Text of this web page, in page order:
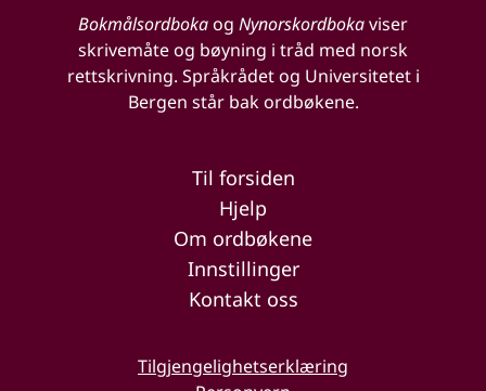
Bokmålsordbokaog Nynorskordbokaviser
skrivemåte og bøyning i tråd med norsk
rettskrivning. Språkrådet og Universitetet i
Bergen står bak ordbøkene.
Til forsiden
Hjelp
Om ordbøkene
Innstillinger
Kontakt oss
Tilgjengelighetserklæring